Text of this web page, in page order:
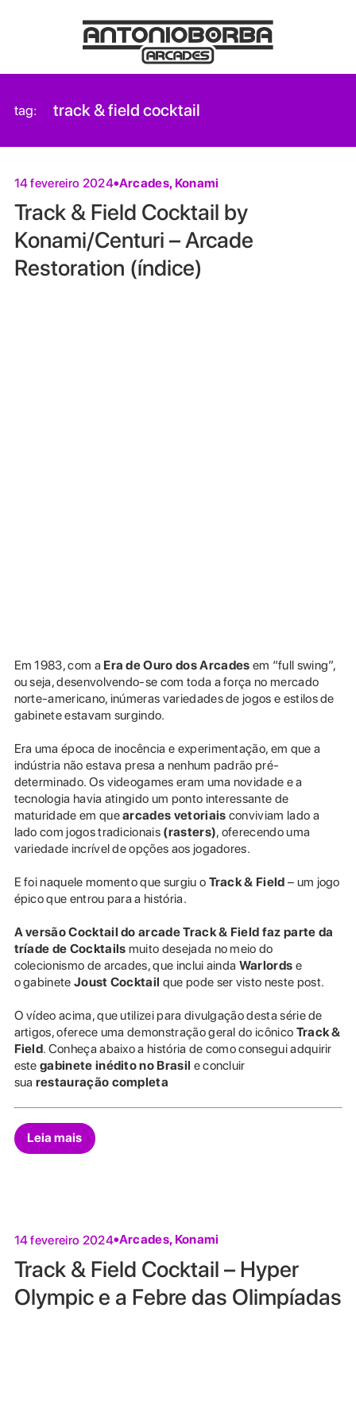
tag: track & field cocktail
14 fevereiro 2024 Arcades, Konami
Track & Field Cocktail by
Konami/Centuri – Arcade
Restoration (índice)
Em 1983, com a Era de Ouro dos Arcades em “full swing”,
ou seja, desenvolvendo-se com toda a força no mercado
norte-americano, inúmeras variedades de jogos e estilos de
gabinete estavam surgindo.
Era uma época de inocência e experimentação, em que a
indústria não estava presa a nenhum padrão pré-
determinado. Os videogames eram uma novidade e a
tecnologia havia atingido um ponto interessante de
maturidade em quearcades vetoriais conviviam lado a
lado com jogos tradicionais (rasters), oferecendo uma
variedade incrível de opções aos jogadores.
E foi naquele momento que surgiu o Track & Field – um jogo
épico que entrou para a história.
A versão Cocktail do arcade Track & Field faz parte da
tríade de Cocktails muito desejada no meio do
colecionismo de arcades, que inclui ainda Warlords e
o gabinete Joust Cocktail que pode ser visto neste post.
O vídeo acima, que utilizei para divulgação desta série de
artigos, oferece uma demonstração geral do icônico Track &
Field. Conheça abaixo a história de como consegui adquirir
estegabinete inédito no Brasil e concluir
sua restauração completa
Leia mais
14 fevereiro 2024 Arcades, Konami
Track & Field Cocktail – Hyper
Olympic e a Febre das Olimpíadas